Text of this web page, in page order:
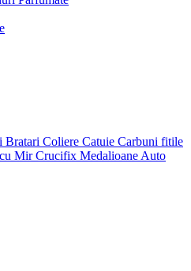
Bratari Coliere Catuie Carbuni fitile
MirCrucifix Medalioane Auto